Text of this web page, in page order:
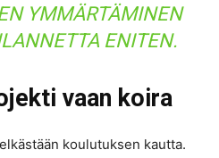
YMMÄRTÄMINEN
ENITEN.
vaan koira
koulutuksen kautta.